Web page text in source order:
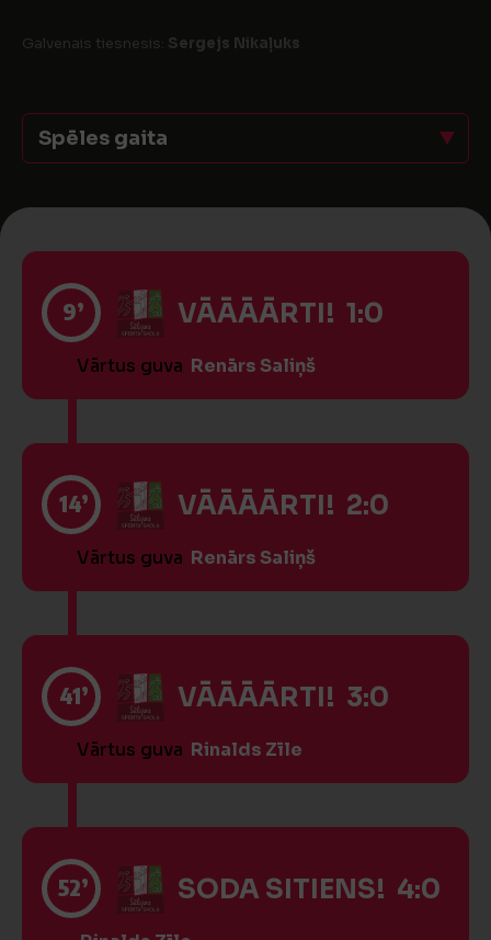
Galvenais tiesnesis: Sergejs Nikaļuks
Spēles gaita
9’ VĀĀĀĀRTI! 1:0
Vārtus guva Renārs Saliņš
14’ VĀĀĀĀRTI! 2:0
Vārtus guva Renārs Saliņš
41’ VĀĀĀĀRTI! 3:0
Vārtus guva Rinalds Zīle
52’ SODA SITIENS! 4:0